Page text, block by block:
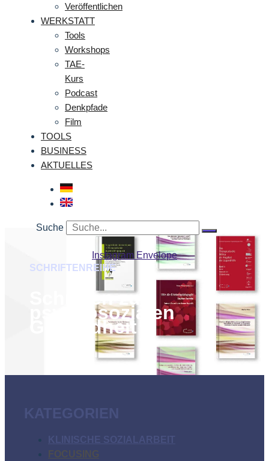
Veröffentlichen
WERKSTATT
Tools
Workshops
TAE-
Kurs
Podcast
Denkpfade
Film
TOOLS
BUSINESS
AKTUELLES
Suche
Instagram Envelope
SCHRIFTENREIHE
Schriften zur
psychosozialen
Gesundheit
KATEGORIEN
KLINISCHE SOZIALARBEIT
FOCUSING